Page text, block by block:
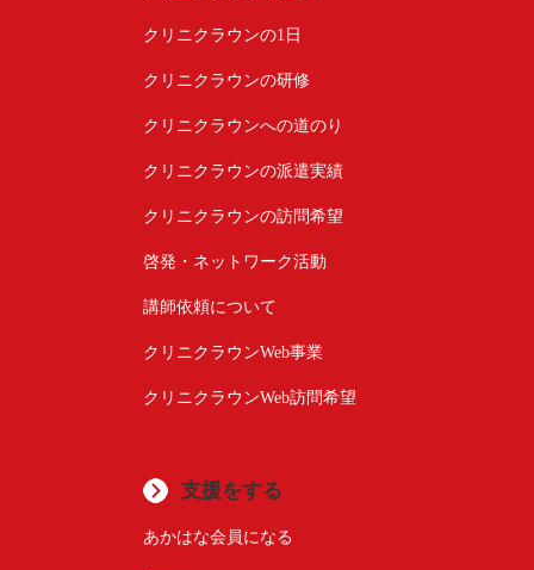
クリニクラウンの1日
クリニクラウンの研修
クリニクラウンへの道のり
クリニクラウンの派遣実績
クリニクラウンの訪問希望
啓発・ネットワーク活動
講師依頼について
クリニクラウンWeb事業
クリニクラウンWeb訪問希望
支援をする
あかはな会員になる